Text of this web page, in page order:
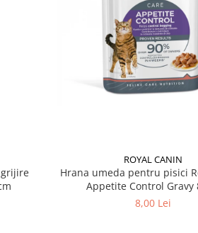
cm
ROYAL CANIN
Hrana umeda pentru pisici
Appetite Control Gravy
8,00 Lei